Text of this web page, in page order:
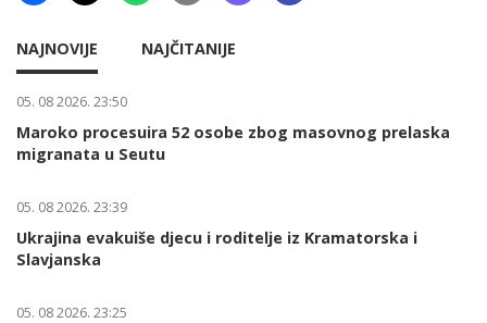
NAJNOVIJE NAJČITANIJE
05. 08 2026. 23:50
Maroko procesuira 52 osobe zbog masovnog prelaska
migranata u Seutu
05. 08 2026. 23:39
Ukrajina evakuiše djecu i roditelje iz Kramatorska i
Slavjanska
05. 08 2026. 23:25